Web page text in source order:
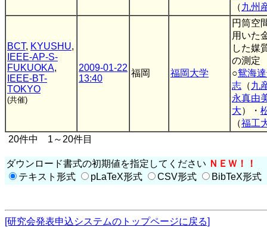
（九州
BCT, KYUSHU,
IEEE-AP-S-
FUKUOKA,
IEEE-BT-
TOKYO
(共催)
2009-01-22
13:40
福岡 福岡大学
円筒空
用いた
した媒
の測定
○鴛海
志 （九
永真由
大）・
（福工
20件中 1～20件目
ダウンロード書式の初期値を指定してください ＮＥＷ！！
テキスト形式
pLaTeX形式 CSV形式 BibTeX形式
[研究会発表申込システムのトップページに戻る]